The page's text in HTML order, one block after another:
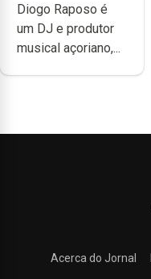
quão difícil é
produzir uma
música”
Diogo Raposo é
um DJ e produtor
musical açoriano,...
Acerca do Jornal